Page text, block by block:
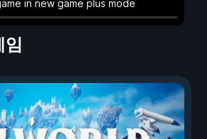
in new game plus mode
임